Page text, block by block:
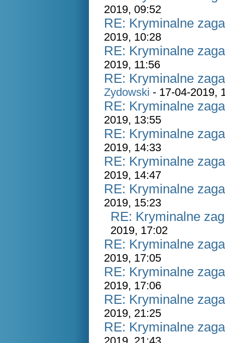
2019, 09:52
RE: Kryminalne
2019, 10:28
RE: Kryminalne
2019, 11:56
RE: Kryminalne
Zydowski - 17-04-2019,
RE: Kryminalne
2019, 13:55
RE: Kryminalne
2019, 14:33
RE: Kryminalne
2019, 14:47
RE: Kryminalne
2019, 15:23
RE: Kryminalne
2019, 17:02
RE: Kryminalne
2019, 17:05
RE: Kryminalne
2019, 17:06
RE: Kryminalne
2019, 21:25
RE: Kryminalne